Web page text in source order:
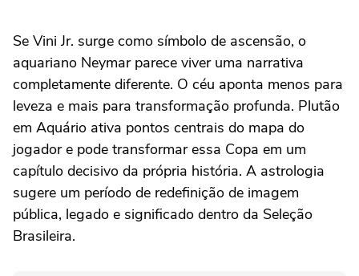
Se Vini Jr. surge como símbolo de ascensão, o
aquariano Neymar parece viver uma narrativa
completamente diferente. O céu aponta menos para
leveza e mais para transformação profunda. Plutão
em Aquário ativa pontos centrais do mapa do
jogador e pode transformar essa Copa em um
capítulo decisivo da própria história. A astrologia
sugere um período de redefinição de imagem
pública, legado e significado dentro da Seleção
Brasileira.